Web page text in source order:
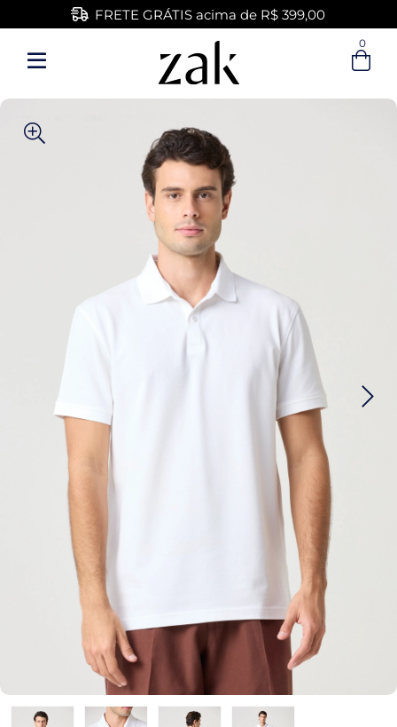
Entre com email ou cpf/cnpj
Criar nova conta
FRETE GRÁTIS acima de R$ 399,00
0